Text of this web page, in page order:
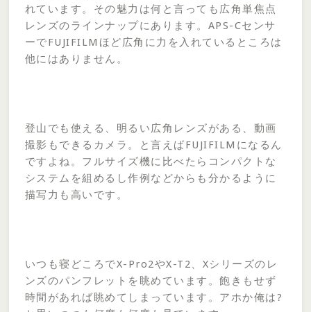
れています。その魅力は何と言っても広角単焦点
レンズのラインナップにあります。APS-Cセンサ
ーでFUJIFILMほど広角に力を入れているところは
他にはありません。
登山でも使える、明るい広角レンズがある、動画
撮影もできるカメラ。と言えばFUJIFILMになるん
ですよね。フルサイズ機に比べたらコンパクトな
システムを組めるし作例などからも分かるように
描写力も高いです。
いつも寝どころでX-Pro2やX-T2、Xシリーズのレ
ンズのパンフレットを眺めています。飽きもせず
時間があれば眺めてしまっています。アホか俺は?